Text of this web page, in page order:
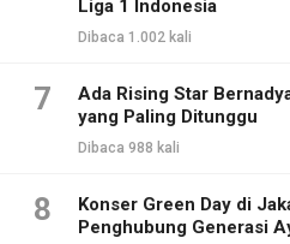
Liga 1 Indonesia
Dibaca 1.002 kali
7
Ada Rising Star
yang Paling Ditunggu
Dibaca 988 kali
8
Konser Green Day di
Penghubung Generasi